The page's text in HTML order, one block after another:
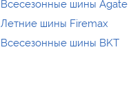
Всесезонные шины Agate
Летние шины Firemax
Всесезонные шины BKT